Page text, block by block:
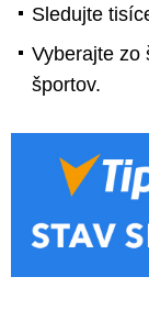
Sledujte
Vyberajte zo
športov.